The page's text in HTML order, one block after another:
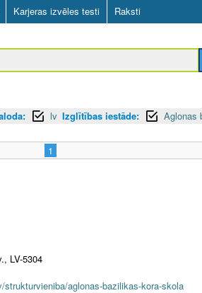
Karjeras izvēles testi Raksti
lv Izglītības iestāde: Aglonas
1
LV-5304
strukturvieniba/aglonas-bazilikas-kora-skola